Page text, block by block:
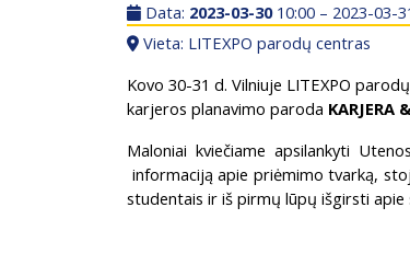
Data: 2023-03-3010:00 – 2023-03-
Vieta: LITEXPO parodų centras
Kovo 30-31 d. Vilniuje LITEXPO
karjeros planavimo paroda KARJERA
Maloniai kviečiame apsilankyti
informaciją apie priėmimo tvarką,
studentais ir iš pirmų lūpų išgirsti apie